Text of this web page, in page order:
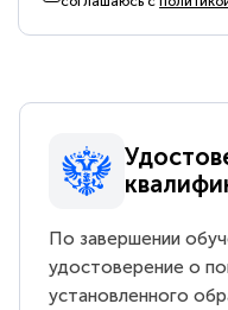
По завершении
удостоверение о
установленного